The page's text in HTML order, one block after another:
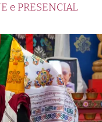
e PRESENCIAL